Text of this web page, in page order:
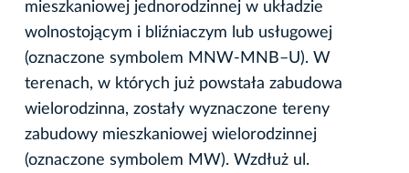
mieszkaniowej jednorodzinnej w układzie
wolnostojącym i bliźniaczym lub usługowej
(oznaczone symbolem MNW-MNB–U). W
terenach, w których już powstała zabudowa
wielorodzinna, zostały wyznaczone tereny
zabudowy mieszkaniowej wielorodzinnej
(oznaczone symbolem MW). Wzdłuż ul.